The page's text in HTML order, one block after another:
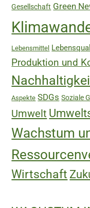
Gesellschaft Green
Lebensmittel
Produktion und
Aspekte SDGs Soziale
Umwelt
Wachstum
Wirtschaft